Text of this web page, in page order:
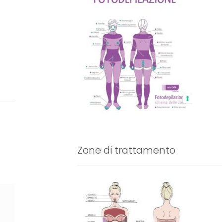
Zone di trattamento